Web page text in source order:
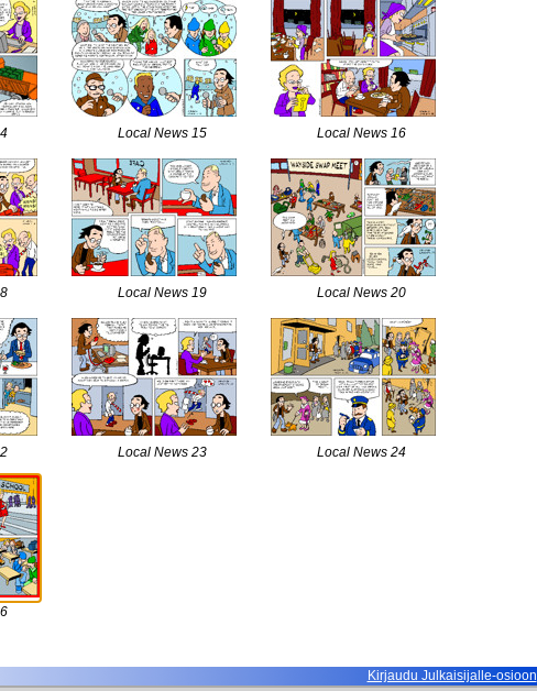
Local News 15 Local News 16
Local News 19 Local News 20
Local News 23 Local News 24
Kirjaudu Julkaisijalle-osioon